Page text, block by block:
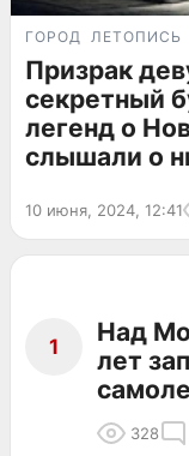
ГОРОД ЛЕТОПИСЬ
Призрак
секретный
легенд о
слышали о
10 июня, 2024, 12:41
1
Над
лет
328